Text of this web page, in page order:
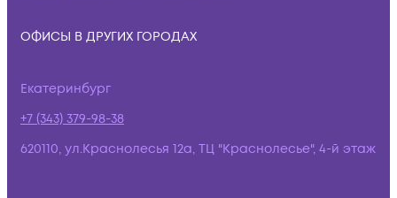
ОФИСЫ В ДРУГИХ ГОРОДАХ
Екатеринбург
+7 (343) 379-98-38
620110, ул.Краснолесья 12а, ТЦ "Краснолесье", 4-й этаж